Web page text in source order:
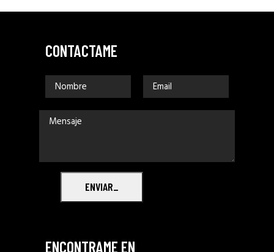
CONTACTAME
ENVIAR_
ENCONTRAME EN